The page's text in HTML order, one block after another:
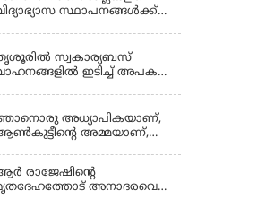
സ്ഥാപനങ്ങൾക്ക്
സ്വകാര്യബസ്
ഇടിച്ച് അപകടം:
അധ്യാപികയാണ്,
അമ്മയാണ്‌,
വിട്ട് കോടതി,
തള്ളി
രാജേഷിന്റെ
അനാദരവെന്ന്